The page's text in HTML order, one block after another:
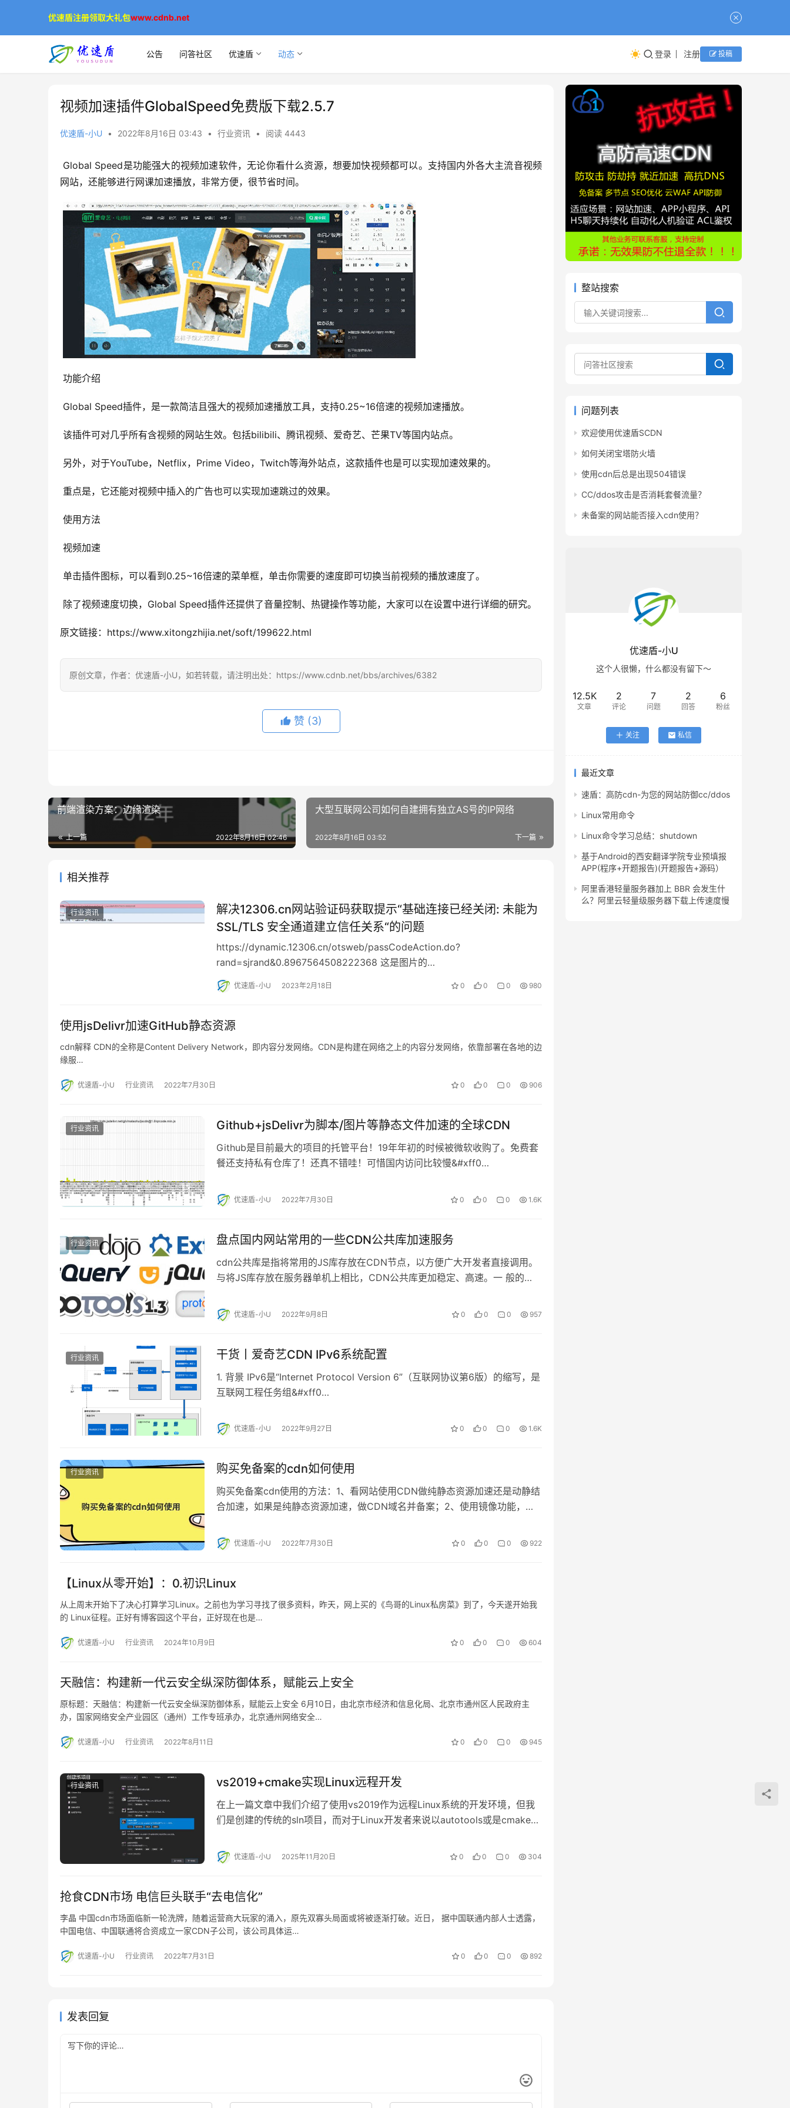
公告 问答社区 优速盾 动态 登录 注册 投稿
视频加速插件GlobalSpeed免费版下载2.5.7
优速盾-小U • 2022年8月16日 03:43 • 行业资讯 • 阅读 4443
网站，还能够进行网课加速播放，非常方便，很节省时间。
功能介绍
Global Speed插件，是一款简洁且强大的视频加速播放工具，支持0.25~16倍速的视频加速播放。
该插件可对几乎所有含视频的网站生效。包括bilibili、腾讯视频、爱奇艺、芒果TV等国内站点。
另外，对于YouTube，Netflix，Prime Video，Twitch等海外站点，这款插件也是可以实现加速效果的。
重点是，它还能对视频中插入的广告也可以实现加速跳过的效果。
使用方法
视频加速
单击插件图标，可以看到0.25~16倍速的菜单框，单击你需要的速度即可切换当前视频的播放速度了。
除了视频速度切换，Global Speed插件还提供了音量控制、热键操作等功能，大家可以在设置中进行详细的研究。
原文链接：https://www.xitongzhijia.net/soft/199622.html
原创文章，作者：优速盾-小U，如若转载，请注明出处：https://www.cdnb.net/bbs/archives/6382
赞 (3)
前端渲染方案：边缘渲染
上一篇 2022年8月16日 02:46
大型互联网公司如何自建拥有独立AS号的IP网络
下一篇
2022年8月16日 03:52
相关推荐
行业资讯
解决12306.cn网站验证码获取提示“基础连接已经关闭: 未能为
SSL/TLS 安全通道建立信任关系“的问题
https://dynamic.12306.cn/otsweb/passCodeAction.do?
rand=sjrand&0.8967564508222368 这是图片的…
优速盾-小U 2023年2月18日 0 0 0 980
使用jsDelivr加速GitHub静态资源
cdn解释 CDN的全称是Content Delivery Network，即内容分发网络。CDN是构建在网络之上的内容分发网络，依靠部署在各地的边
缘服…
优速盾-小U 行业资讯 2022年7月30日 0 0 0 906
行业资讯 Github+jsDelivr为脚本/图片等静态文件加速的全球CDN
Github是目前最大的项目的托管平台！19年年初的时候被微软收购了。免费套
餐还支持私有仓库了！还真不错哇！可惜国内访问比较慢&#xff0…
优速盾-小U 2022年7月30日 0 0 0 1.6K
行业资讯 盘点国内网站常用的一些CDN公共库加速服务
cdn公共库是指将常用的JS库存放在CDN节点，以方便广大开发者直接调用。
与将JS库存放在服务器单机上相比，CDN公共库更加稳定、高速。一 般的
优速盾-小U 2022年9月8日 0 0 0 957
行业资讯 干货丨爱奇艺CDN IPv6系统配置
1. 背景 IPv6是“Internet Protocol Version 6”（互联网协议第6版）的缩写，是
互联网工程任务组&#xff0…
优速盾-小U 2022年9月27日 0 0 0 1.6K
行业资讯 购买免备案的cdn如何使用
购买免备案cdn使用的方法：1、看网站使用CDN做纯静态资源加速还是动静结
合加速，如果是纯静态资源加速，做CDN域名并备案；2、使用镜像功能，在
优速盾-小U 2022年7月30日 0 0 0 922
【Linux从零开始】：0.初识Linux
从上周末开始下了决心打算学习Linux。之前也为学习寻找了很多资料，昨天，网上买的《鸟哥的Linux私房菜》到了，今天遂开始我
的 Linux征程。正好有博客园这个平台，正好现在也是…
优速盾-小U 行业资讯 2024年10月9日 0 0 0 604
天融信：构建新一代云安全纵深防御体系，赋能云上安全
原标题：天融信：构建新一代云安全纵深防御体系，赋能云上安全 6月10日，由北京市经济和信息化局、北京市通州区人民政府主
办，国家网络安全产业园区（通州）工作专班承办，北京通州网络安全…
优速盾-小U 行业资讯 2022年8月11日 0 0 0 945
行业资讯 vs2019+cmake实现Linux远程开发
在上一篇文章中我们介绍了使用vs2019作为远程Linux系统的开发环境，但我
们是创建的传统的sln项目，而对于Linux开发者来说以autotools或是cmake进
优速盾-小U 2025年11月20日 0 0 0 304
抢食CDN市场 电信巨头联手“去电信化”
李晶 中国cdn市场面临新一轮洗牌，随着运营商大玩家的涌入，原先双寡头局面或将被逐渐打破。近日， 据中国联通内部人士透露，
中国电信、中国联通将合资成立一家CDN子公司，该公司具体运…
优速盾-小U 行业资讯 2022年7月31日 0 0 0 892
发表回复
整站搜索
问题列表
欢迎使用优速盾SCDN
如何关闭宝塔防火墙
使用cdn后总是出现504错误
CC/ddos攻击是否消耗套餐流量？
未备案的网站能否接入cdn使用？
优速盾-小U
这个人很懒，什么都没有留下～
12.5K
文章
2
评论
7
问题
2
回答
6
粉丝
关注 私信
最近文章
速盾：高防cdn-为您的网站防御cc/ddos
Linux常用命令
Linux命令学习总结：shutdown
基于Android的西安翻译学院专业预填报
APP(程序+开题报告)(开题报告+源码）
阿里香港轻量服务器加上 BBR 会发生什
么？阿里云轻量级服务器下载上传速度慢
优速盾注册领取大礼包www.cdnb.net